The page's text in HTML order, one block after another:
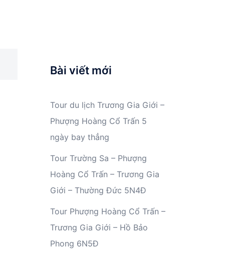
Bài viết mới
Tour du lịch Trương Gia Giới –
Phượng Hoàng Cổ Trấn 5
ngày bay thẳng
Tour Trường Sa – Phượng
Hoàng Cổ Trấn – Trương Gia
Giới – Thường Đức 5N4Đ
Tour Phượng Hoàng Cổ Trấn –
Trương Gia Giới – Hồ Bảo
Phong 6N5Đ